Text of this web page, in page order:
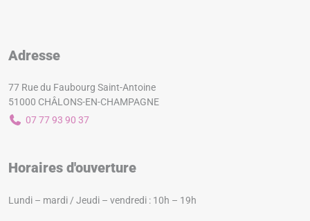
Adresse
77 Rue du Faubourg Saint-Antoine
51000 CHÂLONS-EN-CHAMPAGNE
07 77 93 90 37
Horaires d'ouverture
Lundi – mardi / Jeudi – vendredi : 10h – 19h